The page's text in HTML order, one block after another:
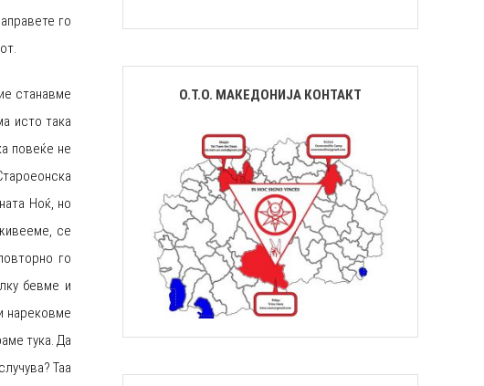
го
станавме
исто така
повеќе не
Ноќ, но
се
го
бевме и
нарековме
тука. Да
Таа
О.Т.О. МАКЕДОНИЈА КОНТАКТ